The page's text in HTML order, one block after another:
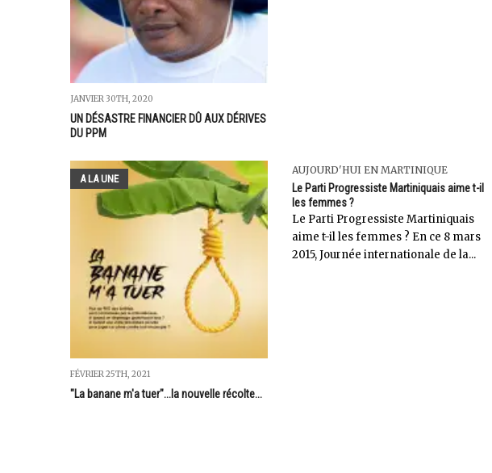
JANVIER 30TH, 2020
UN DÉSASTRE FINANCIER DÛ AUX DÉRIVES
DU PPM
A LA UNE
FÉVRIER 25TH, 2021
"La banane m'a tuer"...la nouvelle récolte...
AUJOURD'HUI EN MARTINIQUE
Le Parti Progressiste Martiniquais aime t-il
les femmes ?
Le Parti Progressiste Martiniquais
aime t-il les femmes ? En ce 8 mars
2015, Journée internationale de la...